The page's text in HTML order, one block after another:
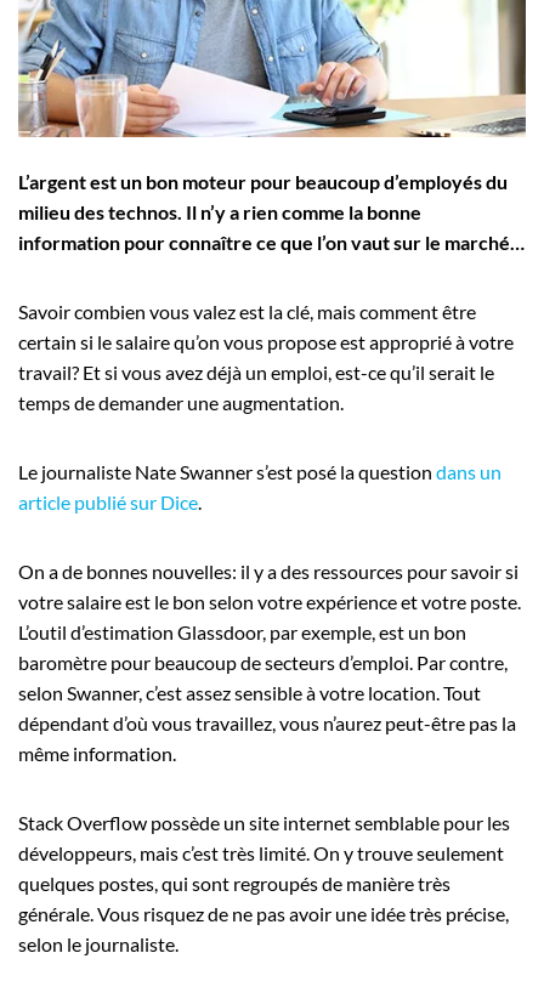
Employeurs
Publiez une offre d'emploi
L’argent est un bon moteur pour beaucoup d’employés du
milieu des technos. Il n’y a rien comme la bonne
information pour connaître ce que l’on vaut sur le marché…
Savoir combien vous valez est la clé, mais comment être
certain si le salaire qu’on vous propose est approprié à votre
travail? Et si vous avez déjà un emploi, est-ce qu’il serait le
temps de demander une augmentation.
Le journaliste Nate Swanner s’est posé la question dans un
article publié sur Dice.
On a de bonnes nouvelles: il y a des ressources pour savoir si
votre salaire est le bon selon votre expérience et votre poste.
L’outil d’estimation Glassdoor, par exemple, est un bon
baromètre pour beaucoup de secteurs d’emploi. Par contre,
selon Swanner, c’est assez sensible à votre location. Tout
dépendant d’où vous travaillez, vous n’aurez peut-être pas la
même information.
Stack Overflow possède un site internet semblable pour les
développeurs, mais c’est très limité. On y trouve seulement
quelques postes, qui sont regroupés de manière très
générale. Vous risquez de ne pas avoir une idée très précise,
selon le journaliste.